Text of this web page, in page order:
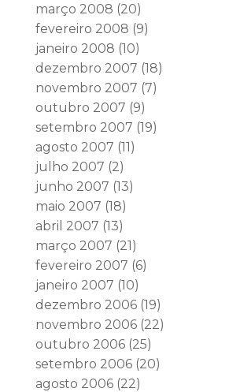
março 2008 (20)
fevereiro 2008 (9)
janeiro 2008 (10)
dezembro 2007 (18)
novembro 2007 (7)
outubro 2007 (9)
setembro 2007 (19)
agosto 2007 (11)
julho 2007 (2)
junho 2007 (13)
maio 2007 (18)
abril 2007 (13)
março 2007 (21)
fevereiro 2007 (6)
janeiro 2007 (10)
dezembro 2006(19)
novembro 2006(22)
outubro 2006(25)
setembro 2006(20)
agosto 2006(22)